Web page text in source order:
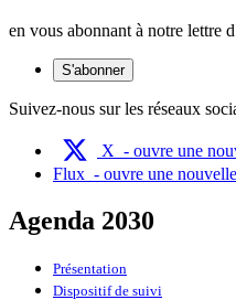
en vous abonnant à notre lettre
S'abonner
Suivez-nous sur les réseaux
X - ouvre une
Flux - ouvre une
Agenda 2030
Présentation
Dispositif de suivi